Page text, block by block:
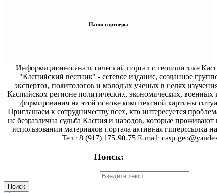
Наши партнеры
Информационно-аналитический портал о геополитике
"Каспийский вестник" - сетевое издание, созданное
экспертов, политологов и молодых ученых в целях
Каспийском регионе политических, экономических, военных
формирования на этой основе комплексной картины
Приглашаем к сотрудничеству всех, кто интересуется
не безразлична судьба Каспия и народов, которые проживают
использовании материалов портала активная гиперссылка на
Тел.: 8 (917) 175-90-75 E-mail: casp-
Поиск: